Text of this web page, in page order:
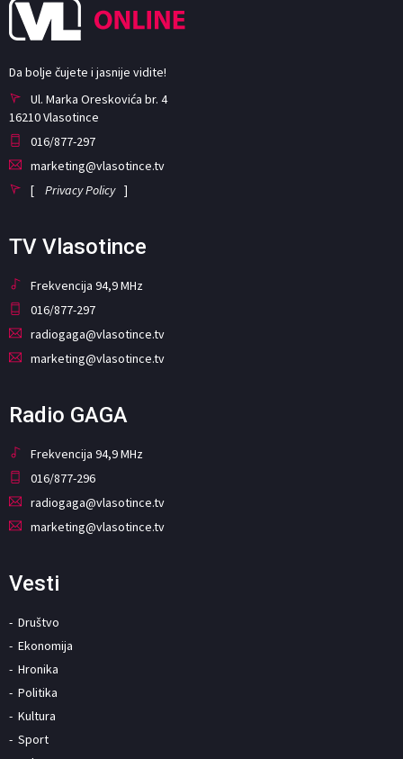
Da bolje čujete i jasnije vidite!
Ul. Marka Oreskovića br. 4
16210 Vlasotince
016/877-297
marketing@vlasotince.tv
[ Privacy Policy ]
TV Vlasotince
Frekvencija 94,9 MHz
016/877-297
radiogaga@vlasotince.tv
marketing@vlasotince.tv
Radio GAGA
Frekvencija 94,9 MHz
016/877-296
radiogaga@vlasotince.tv
marketing@vlasotince.tv
Vesti
Društvo
Ekonomija
Hronika
Politika
Kultura
Sport